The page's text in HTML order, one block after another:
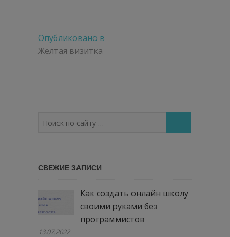
Навигация
по
Опубликовано в
Желтая визитка
по
СВЕЖИЕ ЗАПИСИ
Как создать онлайн школу
своими руками без
программистов
13.07.2022